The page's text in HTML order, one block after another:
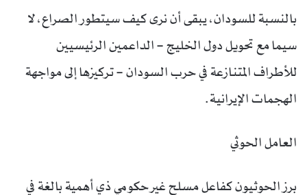
بالنسبة للسودان، يبقى أن نرى كيف سيتطور الصراع، لا
سيما مع تحويل دول الخليج – الداعمين الرئيسيين
للأطراف المتنازعة في حرب السودان – تركيزها إلى مواجهة
الهجمات الإيرانية.
العامل الحوثي
برز الحوثيون كفاعل مسلح غير حكومي ذي أهمية بالغة في